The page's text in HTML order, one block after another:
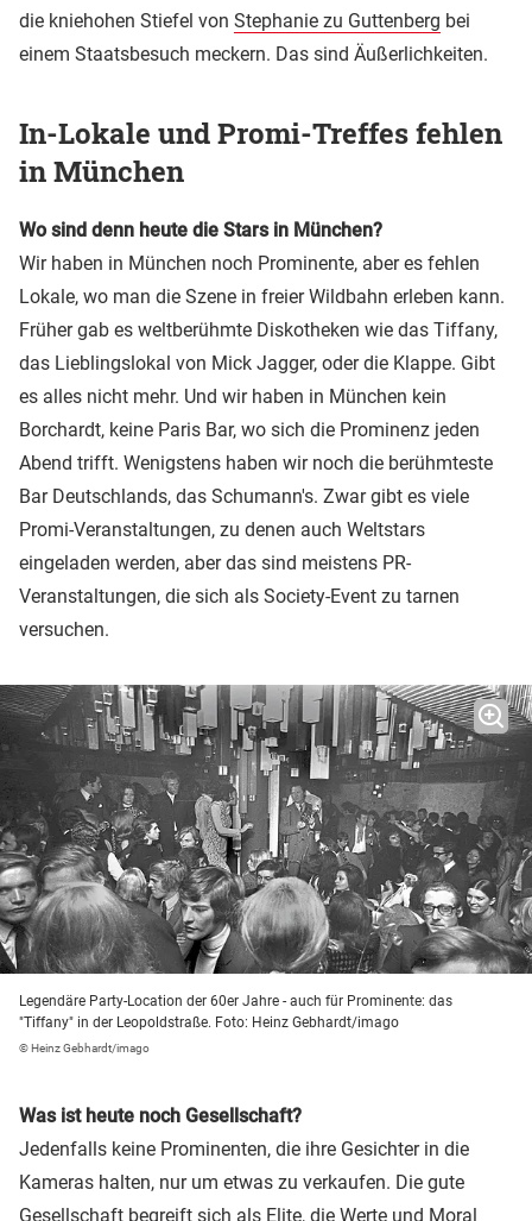
die kniehohen Stiefel von Stephanie zu Guttenberg bei
einem Staatsbesuch meckern. Das sind Äußerlichkeiten.
In-Lokale und Promi-Treffes fehlen
in München
Wo sind denn heute die Stars in München?
Wir haben in München noch Prominente, aber es fehlen
Lokale, wo man die Szene in freier Wildbahn erleben kann.
Früher gab es weltberühmte Diskotheken wie das Tiffany,
das Lieblingslokal von Mick Jagger, oder die Klappe. Gibt
es alles nicht mehr. Und wir haben in München kein
Borchardt, keine Paris Bar, wo sich die Prominenz jeden
Abend trifft. Wenigstens haben wir noch die berühmteste
Bar Deutschlands, das Schumann's. Zwar gibt es viele
Promi-Veranstaltungen, zu denen auch Weltstars
eingeladen werden, aber das sind meistens PR-
Veranstaltungen, die sich als Society-Event zu tarnen
versuchen.
Legendäre Party-Location der 60er Jahre - auch für Prominente: das
"Tiffany" in der Leopoldstraße. Foto: Heinz Gebhardt/imago
© Heinz Gebhardt/imago
Was ist heute noch Gesellschaft?
Jedenfalls keine Prominenten, die ihre Gesichter in die
Kameras halten, nur um etwas zu verkaufen. Die gute
Gesellschaft begreift sich als Elite, die Werte und Moral